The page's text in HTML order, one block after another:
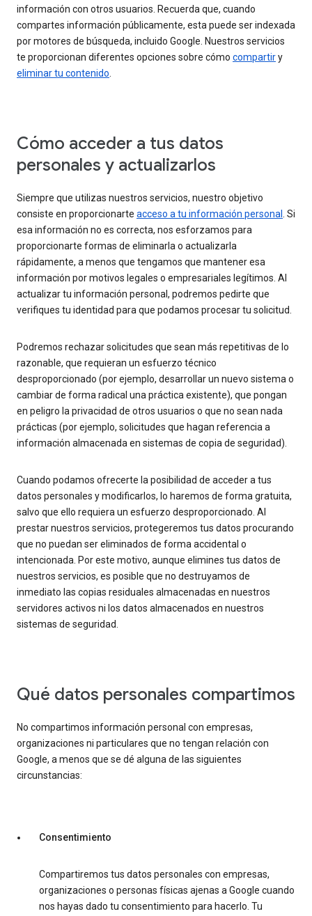
información con otros usuarios. Recuerda que, cuando
compartes información públicamente, esta puede ser indexada
por motores de búsqueda, incluido Google. Nuestros servicios
te proporcionan diferentes opciones sobre cómo compartiry
eliminar tu contenido.
Cómo acceder a tus datos
personales y actualizarlos
Siempre que utilizas nuestros servicios, nuestro objetivo
consiste en proporcionarte acceso a tu información personal. Si
esa información no es correcta, nos esforzamos para
proporcionarte formas de eliminarla o actualizarla
rápidamente, a menos que tengamos que mantener esa
información por motivos legales o empresariales legítimos. Al
actualizar tu información personal, podremos pedirte que
verifiques tu identidad para que podamos procesar tu solicitud.
Podremos rechazar solicitudes que sean más repetitivas de lo
razonable, que requieran un esfuerzo técnico
desproporcionado (por ejemplo, desarrollar un nuevo sistema o
cambiar de forma radical una práctica existente), que pongan
en peligro la privacidad de otros usuarios o que no sean nada
prácticas (por ejemplo, solicitudes que hagan referencia a
información almacenada en sistemas de copia de seguridad).
Cuando podamos ofrecerte la posibilidad de acceder a tus
datos personales y modificarlos, lo haremos de forma gratuita,
salvo que ello requiera un esfuerzo desproporcionado. Al
prestar nuestros servicios, protegeremos tus datos procurando
que no puedan ser eliminados de forma accidental o
intencionada. Por este motivo, aunque elimines tus datos de
nuestros servicios, es posible que no destruyamos de
inmediato las copias residuales almacenadas en nuestros
servidores activos ni los datos almacenados en nuestros
sistemas de seguridad.
Qué datos personales compartimos
No compartimos información personal con empresas,
organizaciones ni particulares que no tengan relación con
Google, a menos que se dé alguna de las siguientes
circunstancias:
Consentimiento
Compartiremos tus datos personales con empresas,
organizaciones o personas físicas ajenas a Google cuando
nos hayas dado tu consentimiento para hacerlo. Tu